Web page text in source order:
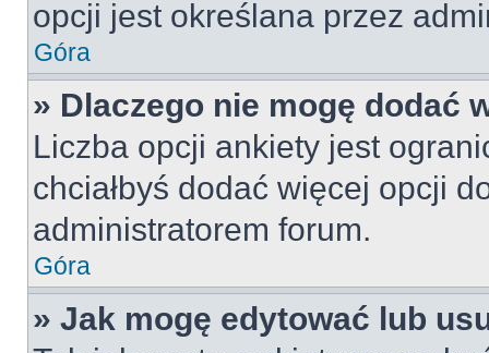
opcji jest określana przez
Góra
» Dlaczego nie mogę dodać
Liczba opcji ankiety jest
chciałbyś dodać więcej opcji
administratorem forum.
Góra
» Jak mogę edytować lub